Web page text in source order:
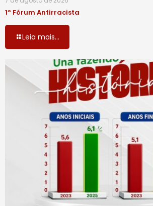
1º Fórum Antirracista
Leia mais...